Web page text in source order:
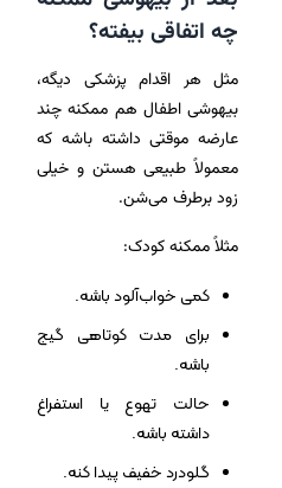
چه اتفاقی بیفته؟
مثل هر اقدام پزشکی دیگه،
بیهوشی اطفال هم ممکنه چند
عارضه موقتی داشته باشه که
معمولاً طبیعی هستن و خیلی
زود برطرف می‌شن.
مثلاً ممکنه کودک:
کمی خواب‌آلود باشه.
برای مدت کوتاهی گیج
باشه.
حالت تهوع یا استفراغ
داشته باشه.
گلودرد خفیف پیدا کنه.